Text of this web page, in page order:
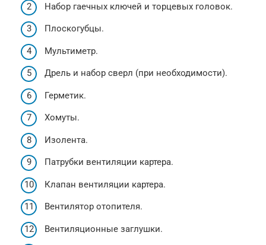
Набор гаечных ключей и торцевых головок.
Плоскогубцы.
Мультиметр.
Дрель и набор сверл (при необходимости).
Герметик.
Хомуты.
Изолента.
Патрубки вентиляции картера.
Клапан вентиляции картера.
Вентилятор отопителя.
Вентиляционные заглушки.